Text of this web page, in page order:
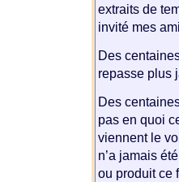
extraits de
invité mes
Des
repasse plus
Des
pas en quoi
viennent le
n’a jamais
ou produit ce